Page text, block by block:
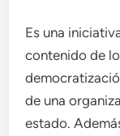
Es una
contenido de
de una
estado.